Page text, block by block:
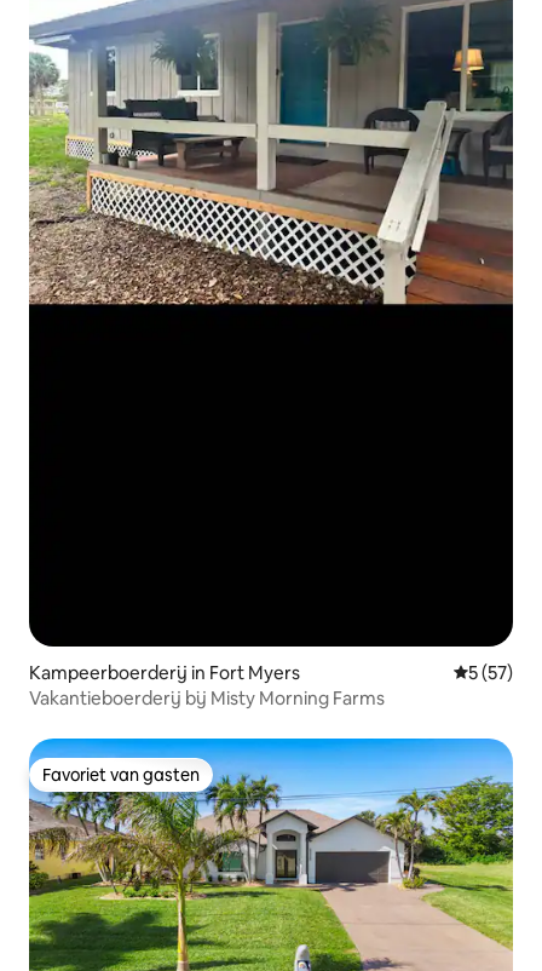
Kampeerboerderij in Fort Myers
5 (57)
Vakantieboerderij bij Misty Morning Farms
Favoriet van gasten
Favoriet van gasten